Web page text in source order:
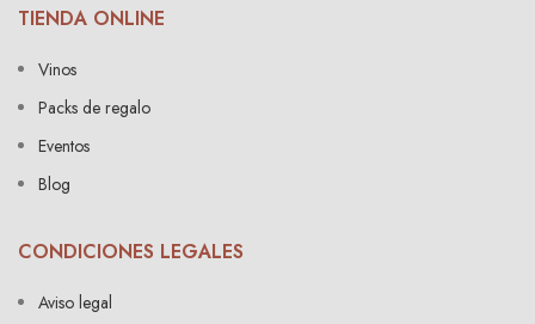
TIENDA ONLINE
Vinos
Packs de regalo
Eventos
Blog
CONDICIONES LEGALES
Aviso legal